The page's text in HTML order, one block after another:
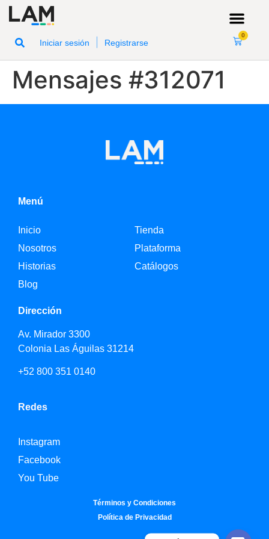
Iniciar sesión Registrarse
0
Mensajes #312071
Menú
Inicio
Nosotros
Historias
Blog
Tienda
Plataforma
Catálogos
Dirección
Av. Mirador 3300
Colonia Las Águilas 31214
+52 800 351 0140
Redes
Instagram
Facebook
You Tube
Términos y Condiciones
Política de Privacidad